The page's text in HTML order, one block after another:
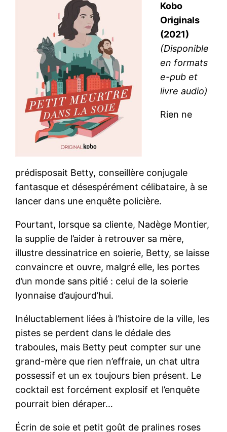
Kobo
Originals
(2021)
(Disponible
en formats
e-pub et
livre audio)
Rien ne
prédisposait Betty, conseillère conjugale
fantasque et désespérément célibataire, à se
lancer dans une enquête policière.
Pourtant, lorsque sa cliente, Nadège Montier,
la supplie de l’aider à retrouver sa mère,
illustre dessinatrice en soierie, Betty, se laisse
convaincre et ouvre, malgré elle, les portes
d’un monde sans pitié : celui de la soierie
lyonnaise d’aujourd’hui.
Inéluctablement liées à l’histoire de la ville, les
pistes se perdent dans le dédale des
traboules, mais Betty peut compter sur une
grand-mère que rien n’effraie, un chat ultra
possessif et un ex toujours bien présent. Le
cocktail est forcément explosif et l’enquête
pourrait bien déraper…
Écrin de soie et petit goût de pralines roses